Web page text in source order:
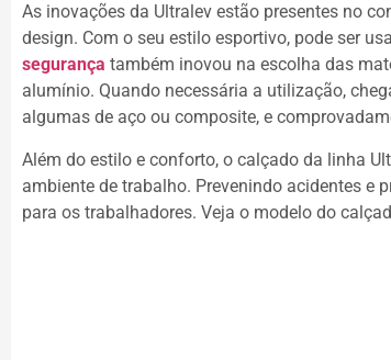
As inovações da Ultralev estão presentes no
design. Com o seu estilo esportivo, pode ser
segurança também inovou na escolha das
alumínio. Quando necessária a utilização,
algumas de aço ou composite, e
Além do estilo e conforto, o calçado da linha
ambiente de trabalho. Prevenindo acidentes e
para os trabalhadores. Veja o modelo do